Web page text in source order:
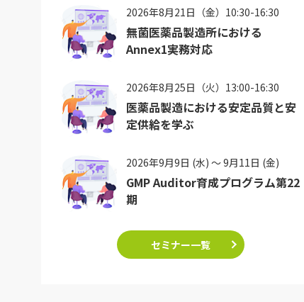
2026年8月21日（金）10:30-16:30
無菌医薬品製造所における
Annex1実務対応
2026年8月25日（火）13:00-16:30
医薬品製造における安定品質と安
定供給を学ぶ
2026年9月9日 (水) ～ 9月11日 (金)
GMP Auditor育成プログラム第22
期
セミナー一覧